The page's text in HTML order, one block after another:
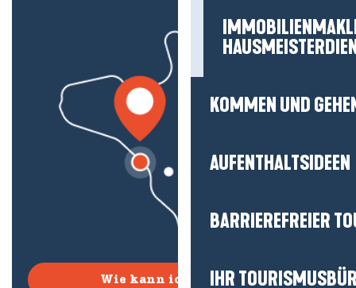
KOMMEN UND
AUFENTHALTSIDEEN
BARRIEREFREIER
IHR
Wie kann ich kommen?